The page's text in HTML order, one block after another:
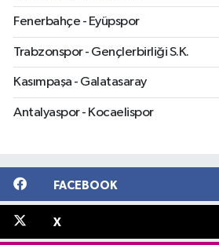
Fenerbahçe - Eyüpspor
Trabzonspor - Gençlerbirliği S.K.
Kasımpaşa - Galatasaray
Antalyaspor - Kocaelispor
FACEBOOK
X